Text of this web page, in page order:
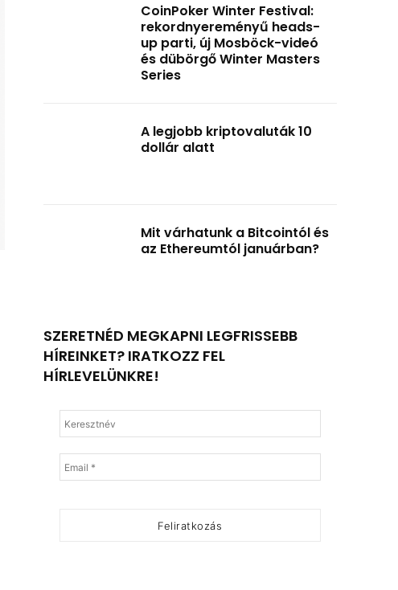
CoinPoker Winter Festival:
rekordnyereményű heads-
up parti, új Mosböck-videó
és dübörgő Winter Masters
Series
A legjobb kriptovaluták 10
dollár alatt
Mit várhatunk a Bitcointól és
az Ethereumtól januárban?
SZERETNÉD MEGKAPNI LEGFRISSEBB
HÍREINKET? IRATKOZZ FEL
HÍRLEVELÜNKRE!